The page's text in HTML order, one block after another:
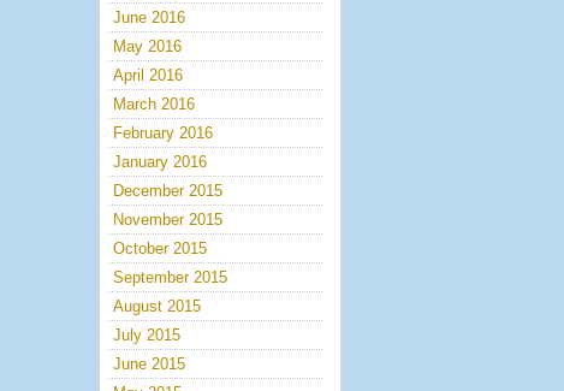
June 2016
May 2016
April 2016
March 2016
February 2016
January 2016
December 2015
November 2015
October 2015
September 2015
August 2015
July 2015
June 2015